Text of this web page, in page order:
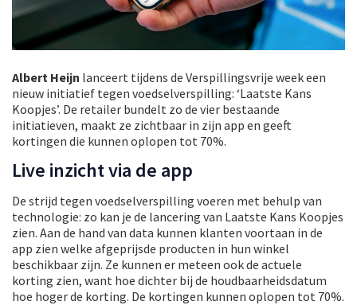
Albert Heijn lanceert tijdens de Verspillingsvrije week een
nieuw initiatief tegen voedselverspilling: ‘Laatste Kans
Koopjes’. De retailer bundelt zo de vier bestaande
initiatieven, maakt ze zichtbaar in zijn app en geeft
kortingen die kunnen oplopen tot 70%.
Live inzicht via de app
De strijd tegen voedselverspilling voeren met behulp van
technologie: zo kan je de lancering van Laatste Kans Koopjes
zien. Aan de hand van data kunnen klanten voortaan in de
app zien welke afgeprijsde producten in hun winkel
beschikbaar zijn. Ze kunnen er meteen ook de actuele
korting zien, want hoe dichter bij de houdbaarheidsdatum
hoe hoger de korting. De kortingen kunnen oplopen tot 70%.